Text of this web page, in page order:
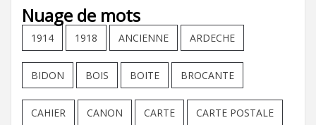
Nuage de mots
1914 1918 ANCIENNE ARDECHE
BIDON BOIS BOITE BROCANTE
CAHIER CANON CARTE CARTE POSTALE